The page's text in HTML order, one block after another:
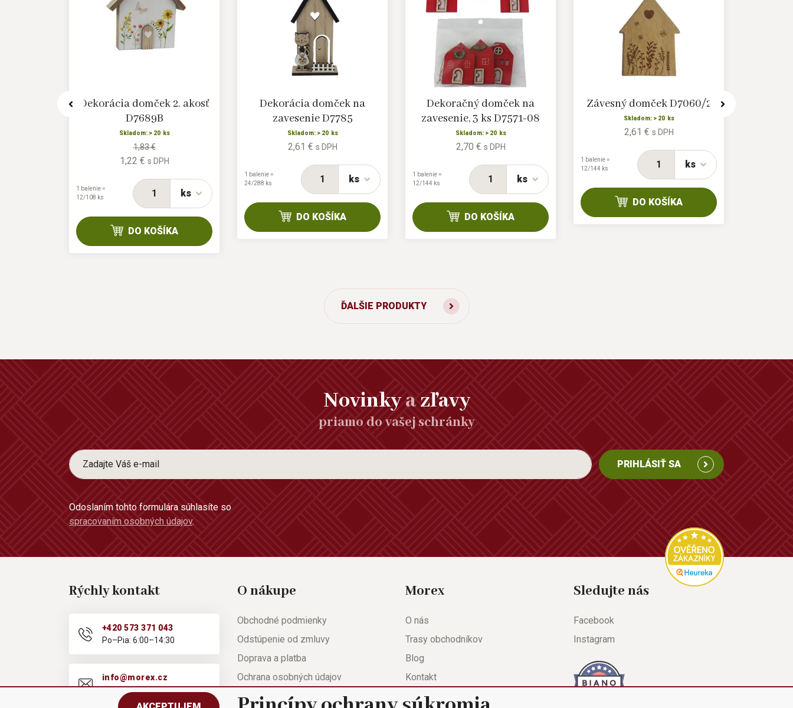
Dekorácia domček 2. akosť
D7689B
Skladom: > 20 ks
1,83 €
1,22 € s DPH
ks
1 balenie =
12/108 ks
DO KOŠÍKA
Dekorácia domček na
zavesenie D7785
Skladom: > 20 ks
2,61 € s DPH
ks
1 balenie =
24/288 ks
DO KOŠÍKA
Dekoračný domček na
zavesenie, 3 ks D7571-08
Skladom: > 20 ks
2,70 € s DPH
ks
1 balenie =
12/144 ks
DO KOŠÍKA
Závesný domček D7060/2
Skladom: > 20 ks
2,61 € s DPH
ks
1 balenie =
12/144 ks
DO KOŠÍKA
ĎALŠIE PRODUKTY
Novinkyazľavy
priamo do vašej schránky
PRIHLÁSIŤ SA
Odoslaním tohto formulára súhlasíte so
spracovaním osobných údajov.
Rýchly kontakt
+420 573 371 043
Po–Pia: 6:00–14:30
info@morex.cz
Po–Pia: 6:00–14:30
O nákupe
Obchodné podmienky
Odstúpenie od zmluvy
Doprava a platba
Ochrana osobných údajov
Nápoveda
Morex
O nás
Trasy obchodníkov
Blog
Kontakt
Nastavenie súkromia
Sledujte nás
Facebook
Instagram